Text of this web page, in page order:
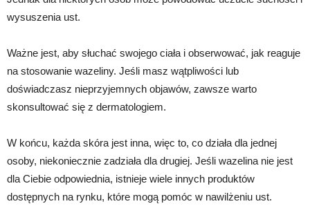
wysuszenia ust.
Ważne jest, aby słuchać swojego ciała i obserwować, jak reaguje
na stosowanie wazeliny. Jeśli masz wątpliwości lub
doświadczasz nieprzyjemnych objawów, zawsze warto
skonsultować się z dermatologiem.
W końcu, każda skóra jest inna, więc to, co działa dla jednej
osoby, niekoniecznie zadziała dla drugiej. Jeśli wazelina nie jest
dla Ciebie odpowiednia, istnieje wiele innych produktów
dostępnych na rynku, które mogą pomóc w nawilżeniu ust.